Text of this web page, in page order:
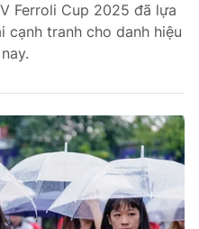
Việt Nam
Hạnh, Phạm Quốc Thắng,
355 932
897 897
Ferroli Cup 2025 đã lựa
cạnh tranh cho danh hiệu